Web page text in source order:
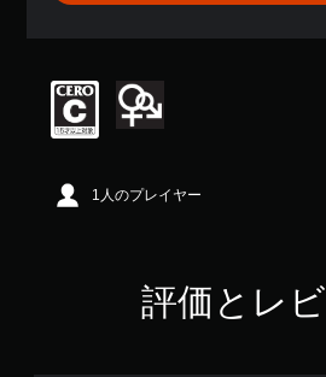
均
5
段
階
の
5
1人のプレイヤー
評価とレ